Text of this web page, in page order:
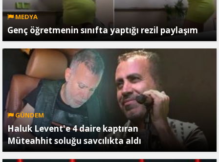
MEDYA
Genç öğretmenin sınıfta yaptığı rezil paylaşım
GÜNDEM
Haluk Levent'e 4 daire kaptıran
Müteahhit soluğu savcılıkta aldı